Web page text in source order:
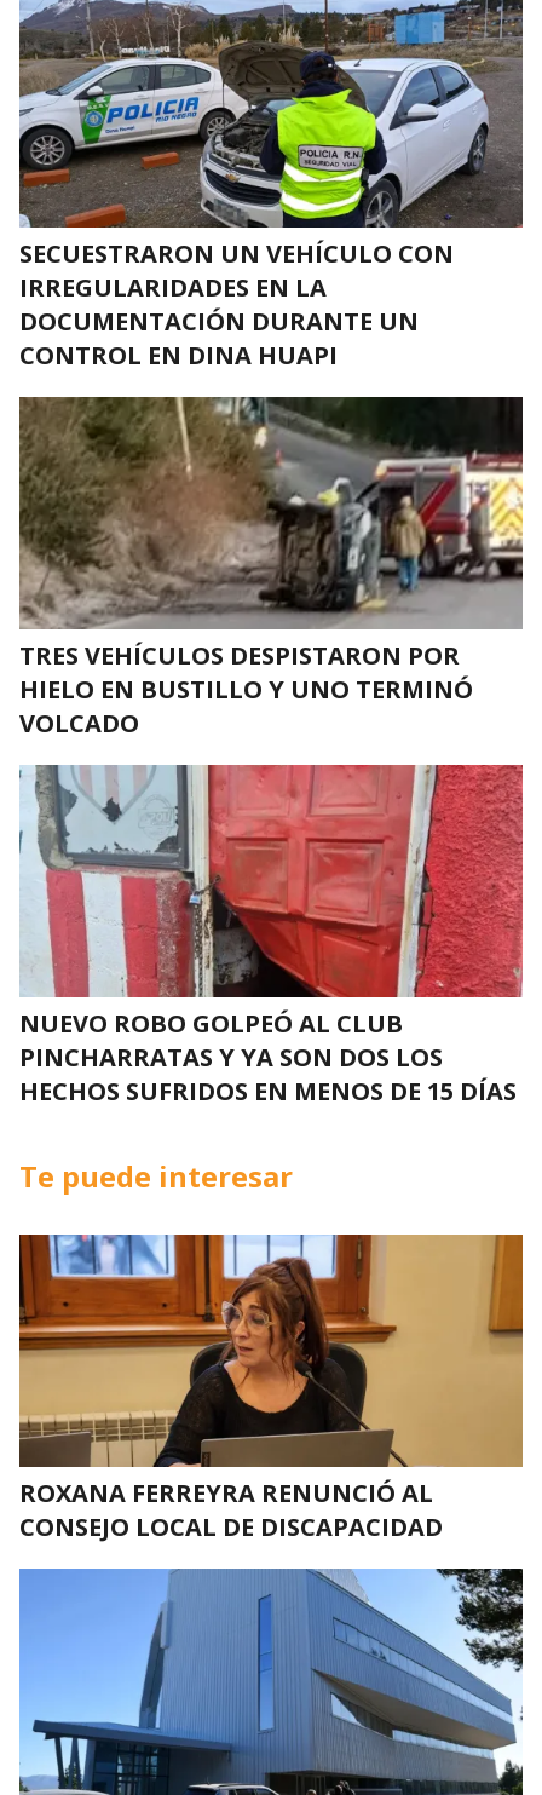
SECUESTRARON UN VEHÍCULO CON
IRREGULARIDADES EN LA
DOCUMENTACIÓN DURANTE UN
CONTROL EN DINA HUAPI
TRES VEHÍCULOS DESPISTARON POR
HIELO EN BUSTILLO Y UNO TERMINÓ
VOLCADO
NUEVO ROBO GOLPEÓ AL CLUB
PINCHARRATAS Y YA SON DOS LOS
HECHOS SUFRIDOS EN MENOS DE 15 DÍAS
Te puede interesar
ROXANA FERREYRA RENUNCIÓ AL
CONSEJO LOCAL DE DISCAPACIDAD